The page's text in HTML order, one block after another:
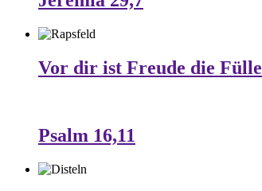
Vor dir ist Freude die Fülle
Psalm 16,11